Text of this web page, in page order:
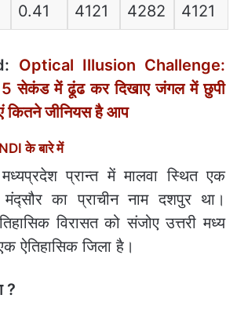
0.41 4121 4282 4121
Optical Illusion Challenge:
सेकंड में ढूंढ कर दिखाए जंगल में छुपी
कितने जीनियस है आप
के बारे में
प्रान्त में मालवा स्थित एक
का प्राचीन नाम दशपुर था।
विरासत को संजोए उत्तरी मध्य
ऐतिहासिक जिला है।
?